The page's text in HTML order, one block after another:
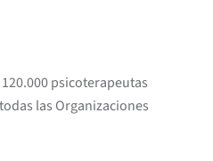
psicoterapeutas
las Organizaciones